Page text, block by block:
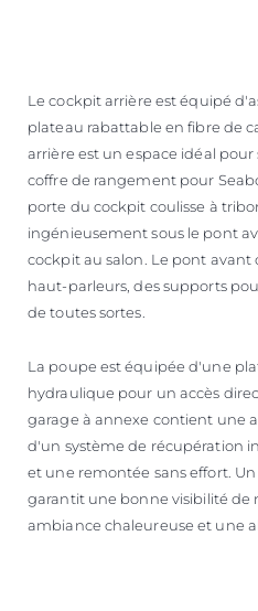
Le cockpit arrière est équipé
plateau rabattable en fibre de
arrière est un espace idéal
coffre de rangement pour
porte du cockpit coulisse à
ingénieusement sous le pont
cockpit au salon. Le pont avant
haut-parleurs, des supports
de toutes sortes.
La poupe est équipée d'une
hydraulique pour un accès
garage à annexe contient une
d'un système de récupération
et une remontée sans effort.
garantit une bonne visibilité de
ambiance chaleureuse et une